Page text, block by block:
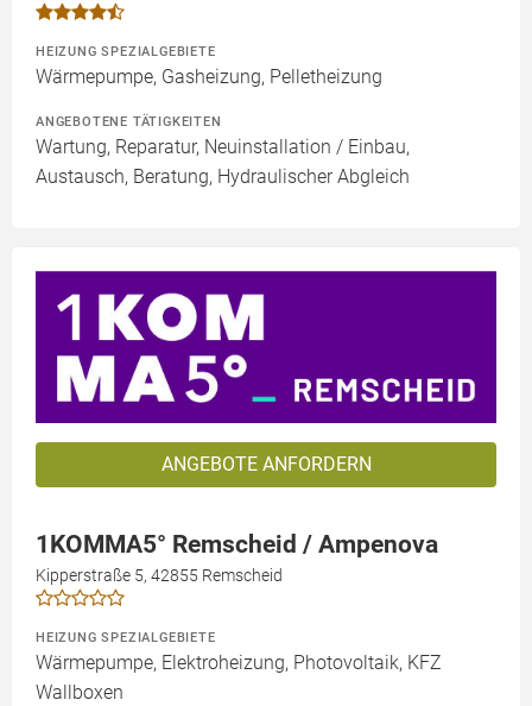
HEIZUNG SPEZIALGEBIETE
Wärmepumpe, Gasheizung, Pelletheizung
ANGEBOTENE TÄTIGKEITEN
Wartung, Reparatur, Neuinstallation / Einbau,
Austausch, Beratung, Hydraulischer Abgleich
ANGEBOTE ANFORDERN
1KOMMA5° Remscheid / Ampenova
Kipperstraße 5, 42855 Remscheid
HEIZUNG SPEZIALGEBIETE
Wärmepumpe, Elektroheizung, Photovoltaik, KFZ
Wallboxen